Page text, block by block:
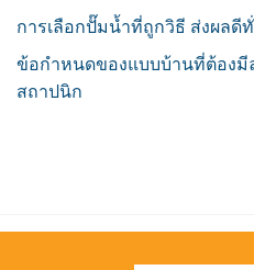
การเลือกปั๊มน้ำที่ถูกวิธี ส่งผลดี
ข้อกำหนดของแบบบ้านที่ต้องมี
สถาปนิก